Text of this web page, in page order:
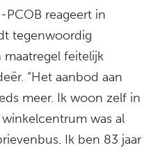
PCOB reageert in
tegenwoordig
maatregel feitelijk
“Het aanbod aan
meer. Ik woon zelf in
was al
Ik ben 83 jaar